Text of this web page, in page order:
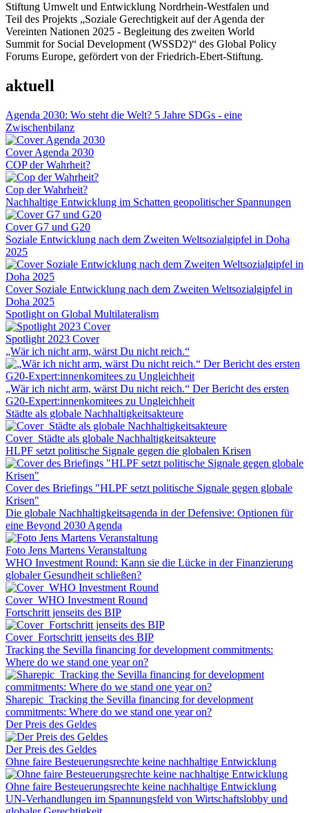
Stiftung Umwelt und Entwicklung Nordrhein-Westfalen und
Teil des Projekts „Soziale Gerechtigkeit auf der Agenda der
Vereinten Nationen 2025 - Begleitung des zweiten World
Summit for Social Development (WSSD2)“ des Global Policy
Forums Europe, gefördert von der Friedrich-Ebert-Stiftung.
aktuell
Agenda 2030: Wo steht die Welt? 5 Jahre SDGs - eine
Zwischenbilanz
Cover Agenda 2030
COP der Wahrheit?
Cop der Wahrheit?
Nachhaltige Entwicklung im Schatten geopolitischer Spannungen
Cover G7 und G20
Soziale Entwicklung nach dem Zweiten Weltsozialgipfel in Doha
2025
Cover Soziale Entwicklung nach dem Zweiten Weltsozialgipfel in
Doha 2025
Spotlight on Global Multilateralism
Spotlight 2023 Cover
„Wär ich nicht arm, wärst Du nicht reich.“
„Wär ich nicht arm, wärst Du nicht reich.“ Der Bericht des ersten
G20-Expert:innenkomitees zu Ungleichheit
Städte als globale Nachhaltigkeitsakteure
Cover_Städte als globale Nachhaltigkeitsakteure
HLPF setzt politische Signale gegen die globalen Krisen
Cover des Briefings "HLPF setzt politische Signale gegen globale
Krisen"
Die globale Nachhaltigkeitsagenda in der Defensive: Optionen für
eine Beyond 2030 Agenda
Foto Jens Martens Veranstaltung
WHO Investment Round: Kann sie die Lücke in der Finanzierung
globaler Gesundheit schließen?
Cover_WHO Investment Round
Fortschritt jenseits des BIP
Cover_Fortschritt jenseits des BIP
Tracking the Sevilla financing for development commitments:
Where do we stand one year on?
Sharepic_Tracking the Sevilla financing for development
commitments: Where do we stand one year on?
Der Preis des Geldes
Der Preis des Geldes
Ohne faire Besteuerungsrechte keine nachhaltige Entwicklung
Ohne faire Besteuerungsrechte keine nachhaltige Entwicklung
UN-Verhandlungen im Spannungsfeld von Wirtschaftslobby und